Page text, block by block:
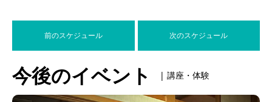
前のスケジュール 次のスケジュール
今後のイベント | 講座・体験